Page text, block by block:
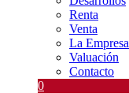
Renta
Venta
La Empresa
Valuación
Contacto
0